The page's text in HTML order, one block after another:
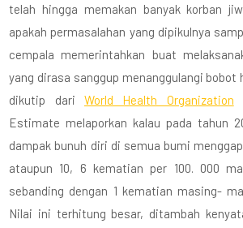
telah hingga memakan banyak korban
apakah permasalahan yang dipikulnya
cempala memerintahkan buat
yang dirasa sanggup menanggulangi bobot
dikutip dari World Health Organization
Estimate melaporkan kalau pada tahun
dampak bunuh diri di semua bumi
ataupun 10, 6 kematian per 100. 000
sebanding dengan 1 kematian masing-
Nilai ini terhitung besar, ditambah